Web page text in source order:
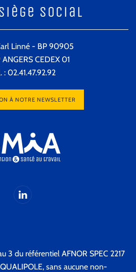
Social
Linné - BP 90905
CEDEX 01
: 02.41.47.92.92
À NOTRE NEWSLETTER
3 du référentiel AFNOR SPEC 2217
sans aucune non-